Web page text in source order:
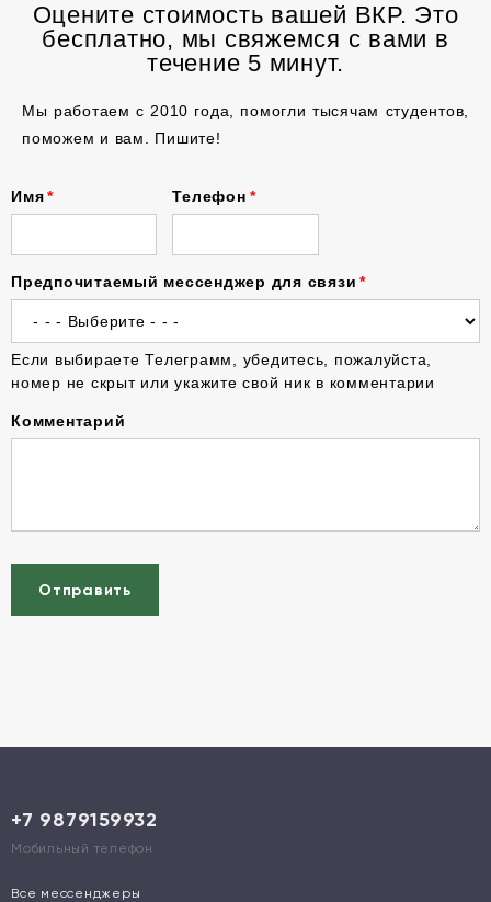
Оцените стоимость вашей ВКР. Это
бесплатно, мы свяжемся с вами в
течение 5 минут.
Мы работаем с 2010 года, помогли тысячам студентов,
поможем и вам. Пишите!
Имя Телефон
Предпочитаемый мессенджер для связи
Если выбираете Телеграмм, убедитесь, пожалуйста,
номер не скрыт или укажите свой ник в комментарии
Комментарий
Отправить
+7 9879159932
Мобильный телефон
Все мессенджеры